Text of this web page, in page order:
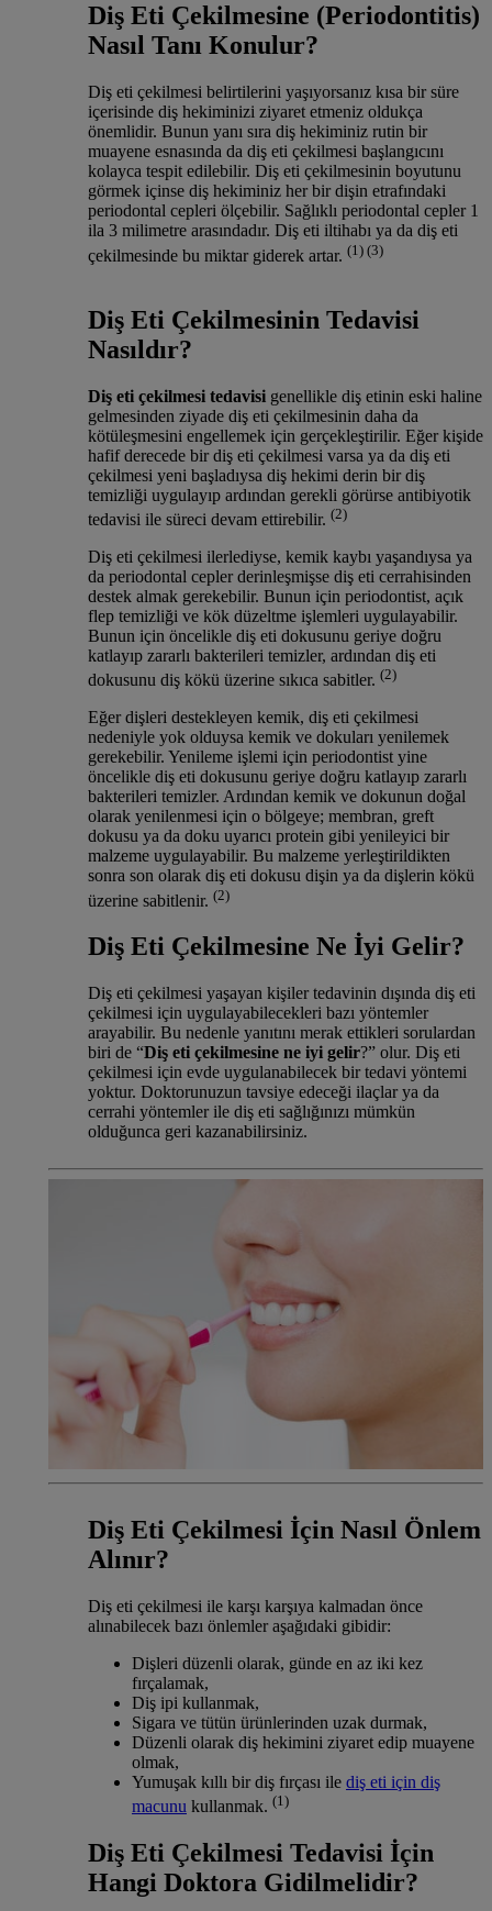
Diş Eti Çekilmesine (Periodontitis)
Nasıl Tanı Konulur?
Diş eti çekilmesi belirtilerini yaşıyorsanız kısa bir süre
içerisinde diş hekiminizi ziyaret etmeniz oldukça
önemlidir. Bunun yanı sıra diş hekiminiz rutin bir
muayene esnasında da diş eti çekilmesi başlangıcını
kolayca tespit edilebilir. Diş eti çekilmesinin boyutunu
görmek içinse diş hekiminiz her bir dişin etrafındaki
periodontal cepleri ölçebilir. Sağlıklı periodontal cepler 1
ila 3 milimetre arasındadır. Diş eti iltihabı ya da diş eti
çekilmesinde bu miktar giderek artar. (1) (3)
Diş Eti Çekilmesinin Tedavisi
Nasıldır?
Diş eti çekilmesi tedavisigenellikle diş etinin eski haline
gelmesinden ziyade diş eti çekilmesinin daha da
kötüleşmesini engellemek için gerçekleştirilir. Eğer kişide
hafif derecede bir diş eti çekilmesi varsa ya da diş eti
çekilmesi yeni başladıysa diş hekimi derin bir diş
temizliği uygulayıp ardından gerekli görürse antibiyotik
tedavisi ile süreci devam ettirebilir. (2)
Diş eti çekilmesi ilerlediyse, kemik kaybı yaşandıysa ya
da periodontal cepler derinleşmişse diş eti cerrahisinden
destek almak gerekebilir. Bunun için periodontist, açık
flep temizliği ve kök düzeltme işlemleri uygulayabilir.
Bunun için öncelikle diş eti dokusunu geriye doğru
katlayıp zararlı bakterileri temizler, ardından diş eti
dokusunu diş kökü üzerine sıkıca sabitler. (2)
Eğer dişleri destekleyen kemik, diş eti çekilmesi
nedeniyle yok olduysa kemik ve dokuları yenilemek
gerekebilir. Yenileme işlemi için periodontist yine
öncelikle diş eti dokusunu geriye doğru katlayıp zararlı
bakterileri temizler. Ardından kemik ve dokunun doğal
olarak yenilenmesi için o bölgeye; membran, greft
dokusu ya da doku uyarıcı protein gibi yenileyici bir
malzeme uygulayabilir. Bu malzeme yerleştirildikten
sonra son olarak diş eti dokusu dişin ya da dişlerin kökü
üzerine sabitlenir. (2)
Diş Eti Çekilmesine Ne İyi Gelir?
Diş eti çekilmesi yaşayan kişiler tedavinin dışında diş eti
çekilmesi için uygulayabilecekleri bazı yöntemler
arayabilir. Bu nedenle yanıtını merak ettikleri sorulardan
biri de “Diş eti çekilmesine ne iyi gelir?” olur. Diş eti
çekilmesi için evde uygulanabilecek bir tedavi yöntemi
yoktur. Doktorunuzun tavsiye edeceği ilaçlar ya da
cerrahi yöntemler ile diş eti sağlığınızı mümkün
olduğunca geri kazanabilirsiniz.
Diş Eti Çekilmesi İçin Nasıl Önlem
Alınır?
Diş eti çekilmesi ile karşı karşıya kalmadan önce
alınabilecek bazı önlemler aşağıdaki gibidir:
Dişleri düzenli olarak, günde en az iki kez
fırçalamak,
Diş ipi kullanmak,
Sigara ve tütün ürünlerinden uzak durmak,
Düzenli olarak diş hekimini ziyaret edip muayene
olmak,
Yumuşak kıllı bir diş fırçası ile diş eti için diş
macunukullanmak. (1)
Diş Eti Çekilmesi Tedavisi İçin
Hangi Doktora Gidilmelidir?